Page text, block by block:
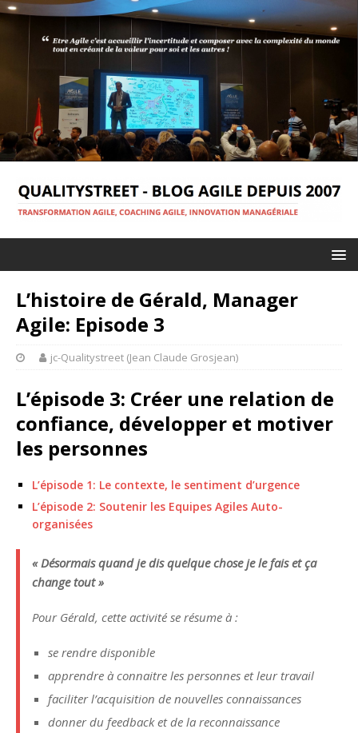
L’histoire de Gérald, Manager
Agile: Episode 3
jc-Qualitystreet (Jean Claude Grosjean)
L’épisode 3: Créer une relation de
confiance, développer et motiver
les personnes
L’épisode 1: Le contexte, le sentiment d’urgence
L’épisode 2: Soutenir les Equipes Agiles Auto-
organisées
« Désormais quand je dis quelque chose je le fais et ça
change tout »
Pour Gérald, cette activité se résume à :
se rendre disponible
apprendre à connaitre les personnes et leur travail
faciliter l’acquisition de nouvelles connaissances
donner du feedback et de la reconnaissance